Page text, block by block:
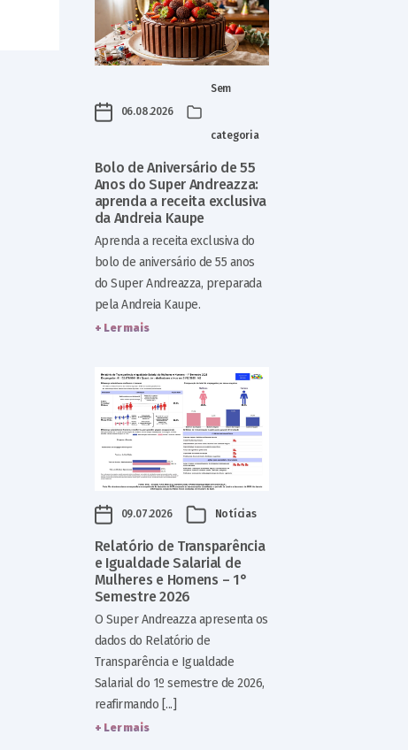
06.08.2026
Sem
categoria
Bolo de Aniversário de 55
Anos do Super Andreazza:
aprenda a receita exclusiva
da Andreia Kaupe
Aprenda a receita exclusiva do
bolo de aniversário de 55 anos
do Super Andreazza, preparada
pela Andreia Kaupe.
+ Ler mais
09.07.2026 Notícias
Relatório de Transparência
e Igualdade Salarial de
Mulheres e Homens – 1°
Semestre 2026
O Super Andreazza apresenta os
dados do Relatório de
Transparência e Igualdade
Salarial do 1º semestre de 2026,
reafirmando [...]
+ Ler mais